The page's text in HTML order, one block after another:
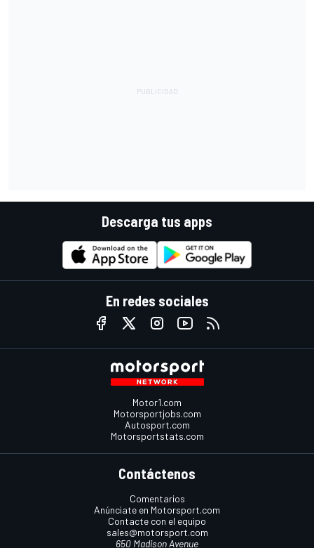
Descarga tus apps
En redes sociales
Motor1.com
Motorsportjobs.com
Autosport.com
Motorsportstats.com
Contáctenos
Comentarios
Anúnciate en Motorsport.com
Contacte con el equipo
sales@motorsport.com
650 Madison Avenue